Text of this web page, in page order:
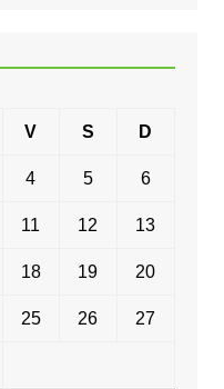
V S D
4 5 6
11 12 13
18 19 20
25 26 27